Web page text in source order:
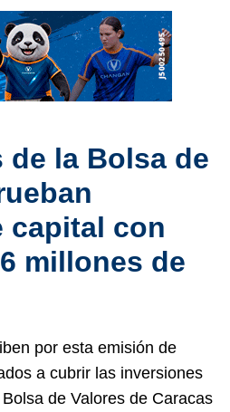
la Bolsa de
capital con
millones de
por esta emisión de
a cubrir las inversiones
de Valores de Caracas